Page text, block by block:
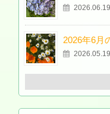
2026.06.19
2026年6月
2026.05.19